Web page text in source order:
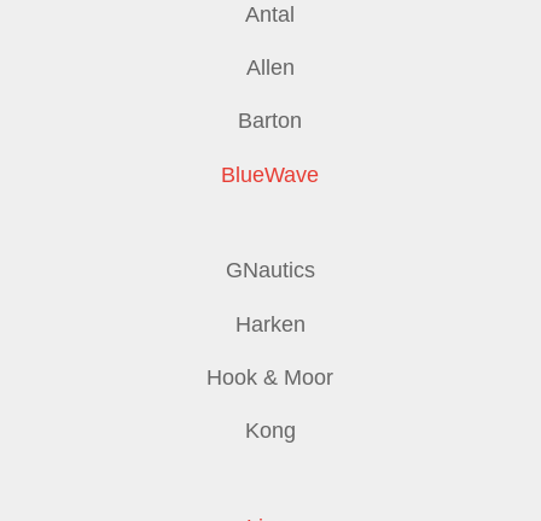
Antal
Allen
Barton
BlueWave
GNautics
Harken
Hook & Moor
Kong